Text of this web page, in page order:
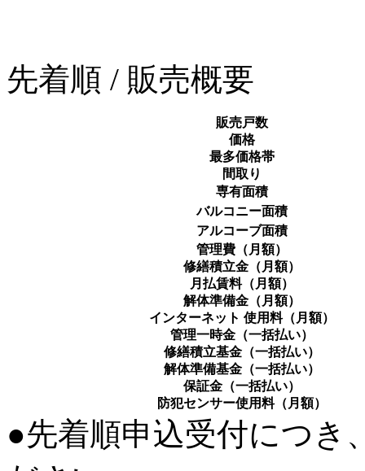
先着順 / 販売概要
販売戸数
価格
最多価格帯
間取り
専有面積
バルコニー面積
アルコーブ面積
管理費（月額）
修繕積立金（月額）
月払賃料（月額）
解体準備金（月額）
インターネット 使用料（月額）
管理一時金（一括払い）
修繕積立基金（一括払い）
解体準備基金（一括払い）
保証金（一括払い）
防犯センサー使用料（月額）
●先着順申込受付につき